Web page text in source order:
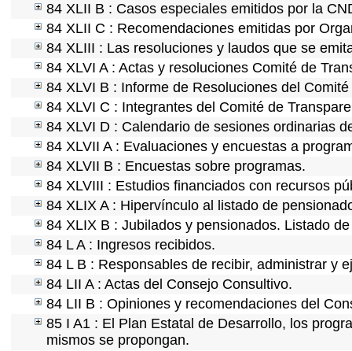
84 XLII B : Casos especiales emitidos por la
84 XLII C : Recomendaciones emitidas por
84 XLIII : Las resoluciones y laudos que se
84 XLVI A : Actas y resoluciones Comité de
84 XLVI B : Informe de Resoluciones del
84 XLVI C : Integrantes del Comité de
84 XLVI D : Calendario de sesiones ordinarias
84 XLVII A : Evaluaciones y encuestas a
84 XLVII B : Encuestas sobre programas.
84 XLVIII : Estudios financiados con recursos
84 XLIX A : Hipervínculo al listado de
84 XLIX B : Jubilados y pensionados. Listado
84 L A : Ingresos recibidos.
84 L B : Responsables de recibir, administrar y
84 LII A : Actas del Consejo Consultivo.
84 LII B : Opiniones y recomendaciones del
85 I A1 : El Plan Estatal de Desarrollo, los
mismos se propongan.